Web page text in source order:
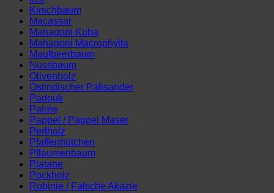
Kirschbaum
Macassar
Mahagoni Kuba
Mahagoni Macrophylla
Maulbeerbaum
Nussbaum
Olivenholz
Ostindischer Palisander
Padouk
Palme
Pappel / Pappel Maser
Perlholz
Pfaffenhütchen
Pflaumenbaum
Platane
Pockholz
Robinie / Falsche Akazie